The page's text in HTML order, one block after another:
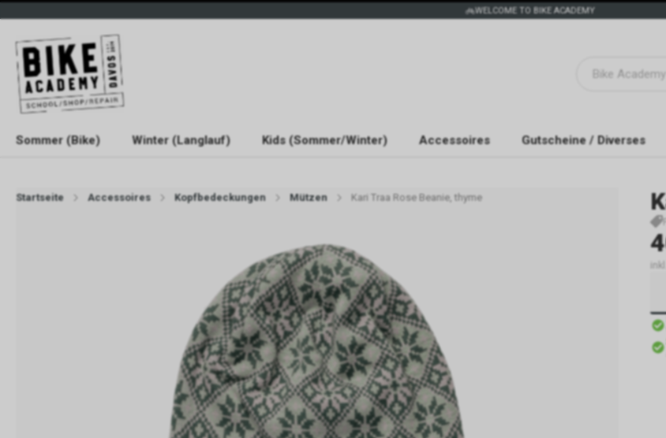
WELCOME TO BIKE ACADEMY
Sommer (Bike) Winter (Langlauf) Kids (Sommer/Winter) Accessoires Gutscheine / Diverses
Startseite Accessoires Kopfbedeckungen Mützen Kari Traa Rose Beanie, thyme